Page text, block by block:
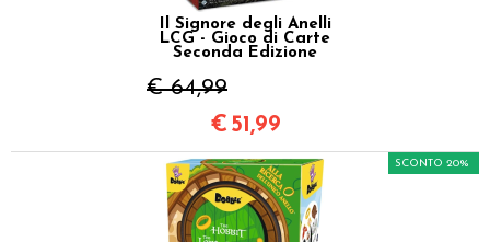
Il Signore degli Anelli
LCG - Gioco di Carte
Seconda Edizione
€ 64,99
€ 51,99
SCONTO 20%